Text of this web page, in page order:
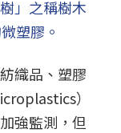
」之稱樹木
塑膠。
織品、塑膠
）
強監測，但